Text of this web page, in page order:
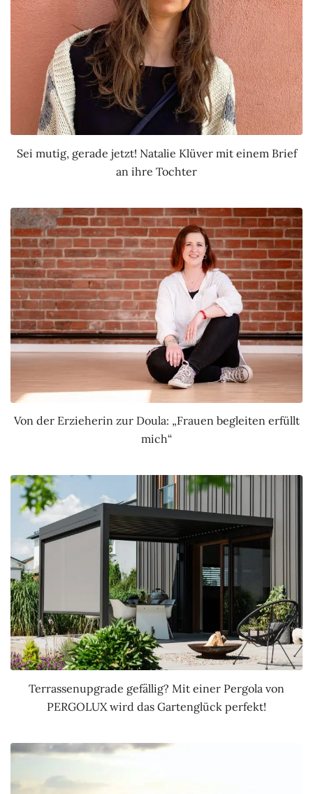
Sei mutig, gerade jetzt! Natalie Klüver mit einem Brief
an ihre Tochter
Von der Erzieherin zur Doula: „Frauen begleiten erfüllt
mich“
Terrassenupgrade gefällig? Mit einer Pergola von
PERGOLUX wird das Gartenglück perfekt!